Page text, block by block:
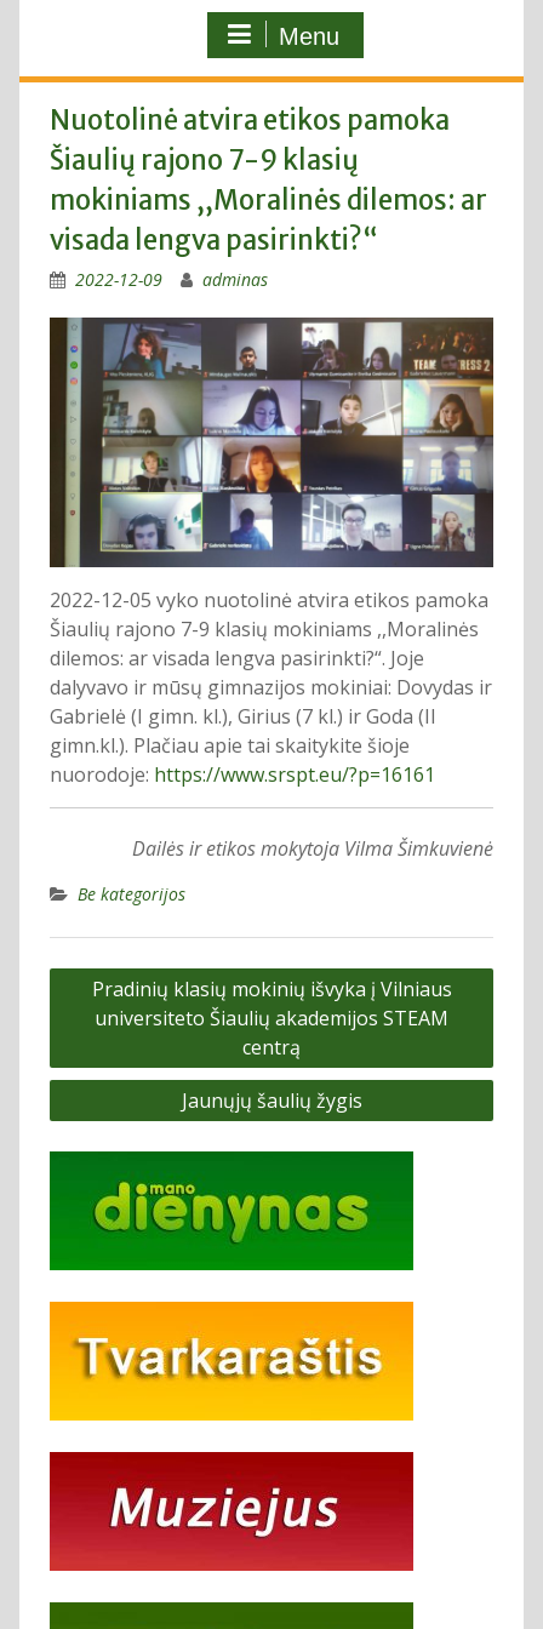
Menu
Nuotolinė atvira etikos pamoka
Šiaulių rajono 7-9 klasių
mokiniams ,,Moralinės dilemos: ar
visada lengva pasirinkti?“
2022-12-09 adminas
2022-12-05 vyko nuotolinė atvira etikos pamoka
Šiaulių rajono 7-9 klasių mokiniams ,,Moralinės
dilemos: ar visada lengva pasirinkti?“. Joje
dalyvavo ir mūsų gimnazijos mokiniai: Dovydas ir
Gabrielė (I gimn. kl.), Girius (7 kl.) ir Goda (II
gimn.kl.). Plačiau apie tai skaitykite šioje
nuorodoje: https://www.srspt.eu/?p=16161
Dailės ir etikos mokytoja Vilma Šimkuvienė
Be kategorijos
Navigacija
tarp
Pradinių klasių mokinių išvyka į Vilniaus
universiteto Šiaulių akademijos STEAM
centrą
Jaunųjų šaulių žygis